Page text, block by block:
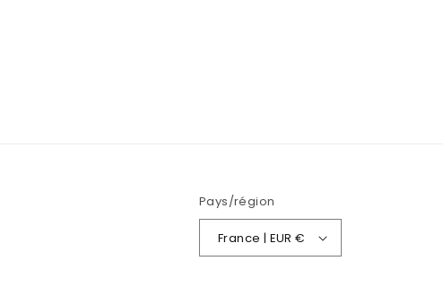
Pays/région
France | EUR €